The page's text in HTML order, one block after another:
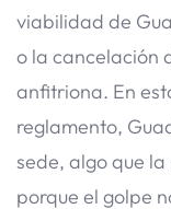
viabilidad de
o la cancelación
anfitriona. En
reglamento,
sede, algo que
porque el golpe